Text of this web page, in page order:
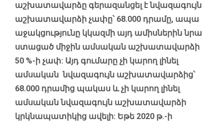
աշխատավարձը գերազանցել է նվազագույն
աշխատավարձի չափը՝ 68.000 դրամը, ապա
աջակցությունը կկազմի այդ ամիսներին նրա
ստացած միջին ամսական աշխատավարձի
50 %-ի չափ: Այդ գումարը չի կարող լինել
ամսական նվազագույն աշխատավարձից՝
68.000 դրամից պակաս և չի կարող լինել
ամսական նվազագույն աշխատավարձի
կրկնապատիկից ավելի: Եթե 2020 թ.-ի